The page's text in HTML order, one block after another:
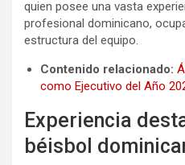
quien posee una vasta
profesional dominicano,
estructura del equipo.
Contenido relacionado:
como Ejecutivo del Año
Experiencia
béisbol